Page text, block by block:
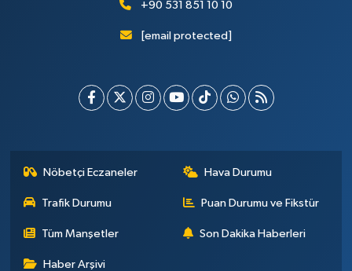
+90 531 851 10 10
[email protected]
Nöbetçi Eczaneler Hava Durumu
Trafik Durumu Puan Durumu ve Fikstür
Tüm Manşetler Son Dakika Haberleri
Haber Arşivi